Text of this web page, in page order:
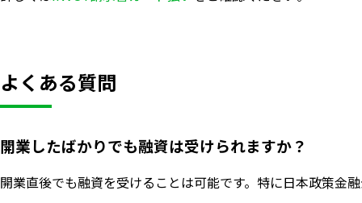
よくある質問
開業したばかりでも融資は受けられますか？
開業直後でも融資を受けることは可能です。特に日本政策金